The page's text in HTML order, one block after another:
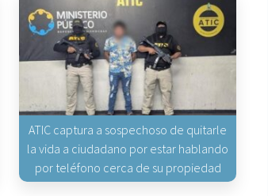
ATIC captura a sospechoso de quitarle
la vida a ciudadano por estar hablando
por teléfono cerca de su propiedad